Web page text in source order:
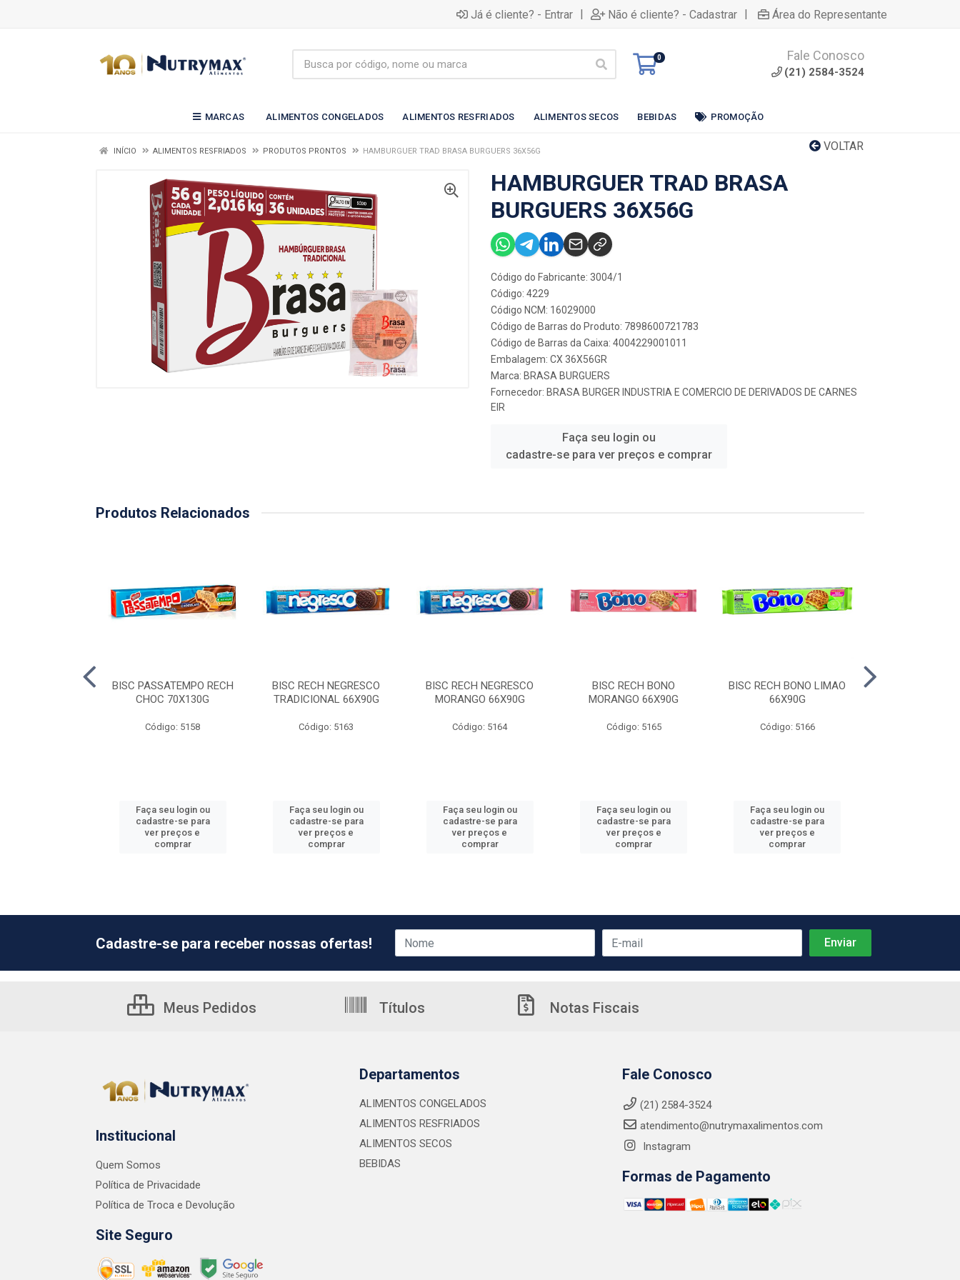
Já é cliente? - Entrar | Não é cliente? - Cadastrar | Área do Representante
0 Fale Conosco
(21) 2584-3524
MARCAS ALIMENTOS CONGELADOS ALIMENTOS RESFRIADOS ALIMENTOS SECOS BEBIDAS PROMOÇÃO
VOLTAR
INÍCIO ALIMENTOS RESFRIADOS PRODUTOS PRONTOS HAMBURGUER TRAD BRASA BURGUERS 36X56G
HAMBURGUER TRAD BRASA
BURGUERS 36X56G
Código do Fabricante: 3004/1
Código: 4229
Código NCM: 16029000
Código de Barras do Produto: 7898600721783
Código de Barras da Caixa: 4004229001011
Embalagem: CX 36X56GR
Marca: BRASA BURGUERS
Fornecedor: BRASA BURGER INDUSTRIA E COMERCIO DE DERIVADOS DE CARNES
EIR
Faça seu login ou
cadastre-se para ver preços e comprar
Produtos Relacionados
BISC PASSATEMPO RECH
CHOC 70X130G
Código: 5158
Faça seu login ou
cadastre-se para
ver preços e
comprar
BISC RECH NEGRESCO
TRADICIONAL 66X90G
Código: 5163
Faça seu login ou
cadastre-se para
ver preços e
comprar
BISC RECH NEGRESCO
MORANGO 66X90G
Código: 5164
Faça seu login ou
cadastre-se para
ver preços e
comprar
BISC RECH BONO
MORANGO 66X90G
Código: 5165
Faça seu login ou
cadastre-se para
ver preços e
comprar
BISC RECH BONO LIMAO
66X90G
Código: 5166
Faça seu login ou
cadastre-se para
ver preços e
comprar
Cadastre-se para receber nossas ofertas!
Meus Pedidos Títulos Notas Fiscais
Institucional
Quem Somos
Política de Privacidade
Política de Troca e Devolução
Site Seguro
Departamentos
ALIMENTOS CONGELADOS
ALIMENTOS RESFRIADOS
ALIMENTOS SECOS
BEBIDAS
Fale Conosco
(21) 2584-3524
atendimento@nutrymaxalimentos.com
Instagram
Formas de Pagamento